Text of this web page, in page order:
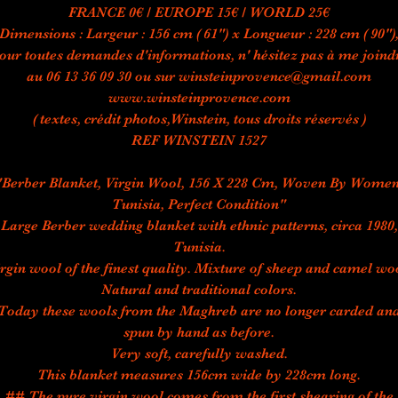
FRANCE 0€ / EUROPE 15€ / WORLD 25€
Dimensions : Largeur : 156 cm ( 61") x Longueur : 228 cm ( 90"),
toutes demandes d'informations, n' hésitez pas à me
au 06 13 36 09 30 ou sur winsteinprovence@gmail.com
www.winsteinprovence.com
( textes, crédit photos,Winstein, tous droits réservés )
REF WINSTEIN 1527
Blanket, Virgin Wool, 156 X 228 Cm, Woven By
Tunisia, Perfect Condition"
Large Berber wedding blanket with ethnic patterns, circa 1980,
Tunisia.
wool of the finest quality. Mixture of sheep and camel
Natural and traditional colors.
these wools from the Maghreb are no longer carded
spun by hand as before.
Very soft, carefully washed.
This blanket measures 156cm wide by 228cm long.